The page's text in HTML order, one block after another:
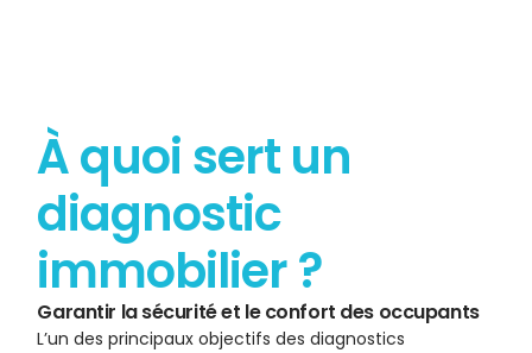
À quoi sert un
diagnostic
immobilier ?
Garantir la sécurité et le confort des occupants
L’un des principaux objectifs des diagnostics